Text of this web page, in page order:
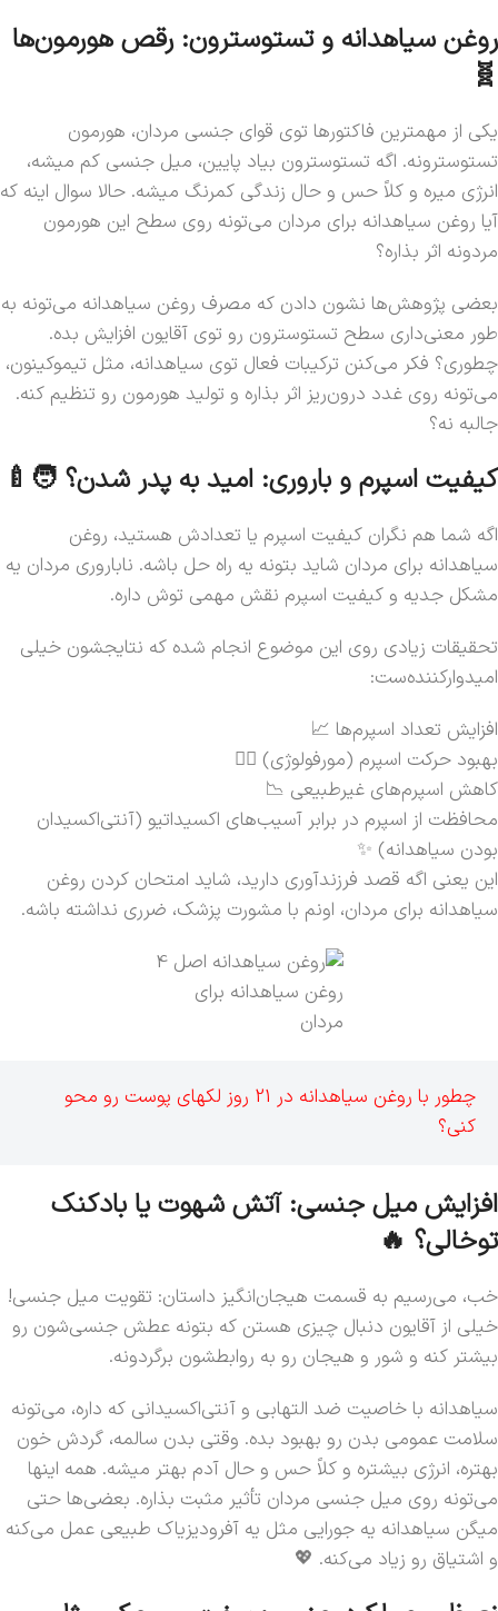
روغن سیاهدانه و تستوسترون: رقص هورمون‌ها
🧬
یکی از مهمترین فاکتورها توی قوای جنسی مردان، هورمون
تستوسترونه. اگه تستوسترون بیاد پایین، میل جنسی کم میشه،
انرژی میره و کلاً حس و حال زندگی کمرنگ میشه. حالا سوال اینه که
آیا روغن سیاهدانه برای مردان می‌تونه روی سطح این هورمون
مردونه اثر بذاره؟
بعضی پژوهش‌ها نشون دادن که مصرف روغن سیاهدانه می‌تونه به
طور معنی‌داری سطح تستوسترون رو توی آقایون افزایش بده.
چطوری؟ فکر می‌کنن ترکیبات فعال توی سیاهدانه، مثل تیموکینون،
می‌تونه روی غدد درون‌ریز اثر بذاره و تولید هورمون رو تنظیم کنه.
جالبه نه؟
کیفیت اسپرم و باروری: امید به پدر شدن؟ 🧑‍🍼
اگه شما هم نگران کیفیت اسپرم یا تعدادش هستید، روغن
سیاهدانه برای مردان شاید بتونه یه راه حل باشه. ناباروری مردان یه
مشکل جدیه و کیفیت اسپرم نقش مهمی توش داره.
تحقیقات زیادی روی این موضوع انجام شده که نتایجشون خیلی
امیدوارکننده‌ست:
افزایش تعداد اسپرم‌ها 📈
بهبود حرکت اسپرم (مورفولوژی) 🏃‍♂️
کاهش اسپرم‌های غیرطبیعی 📉
محافظت از اسپرم در برابر آسیب‌های اکسیداتیو (آنتی‌اکسیدان
بودن سیاهدانه) ✨
این یعنی اگه قصد فرزندآوری دارید، شاید امتحان کردن روغن
سیاهدانه برای مردان، اونم با مشورت پزشک، ضرری نداشته باشه.
روغن سیاهدانه برای
مردان
چطور با روغن سیاهدانه در 21 روز لکهای پوست رو محو
کنی؟
افزایش میل جنسی: آتش شهوت یا بادکنک
توخالی؟ 🔥
خب، می‌رسیم به قسمت هیجان‌انگیز داستان: تقویت میل جنسی!
خیلی از آقایون دنبال چیزی هستن که بتونه عطش جنسی‌شون رو
بیشتر کنه و شور و هیجان رو به روابطشون برگردونه.
سیاهدانه با خاصیت ضد التهابی و آنتی‌اکسیدانی که داره، می‌تونه
سلامت عمومی بدن رو بهبود بده. وقتی بدن سالمه، گردش خون
بهتره، انرژی بیشتره و کلاً حس و حال آدم بهتر میشه. همه اینها
می‌تونه روی میل جنسی مردان تأثیر مثبت بذاره. بعضی‌ها حتی
میگن سیاهدانه یه جورایی مثل یه آفرودیزیاک طبیعی عمل می‌کنه
و اشتیاق رو زیاد می‌کنه. 💖